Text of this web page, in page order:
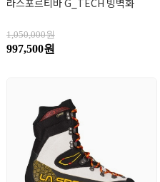
라스포르티바 G_TECH 빙벽화
1,050,000원
997,500원